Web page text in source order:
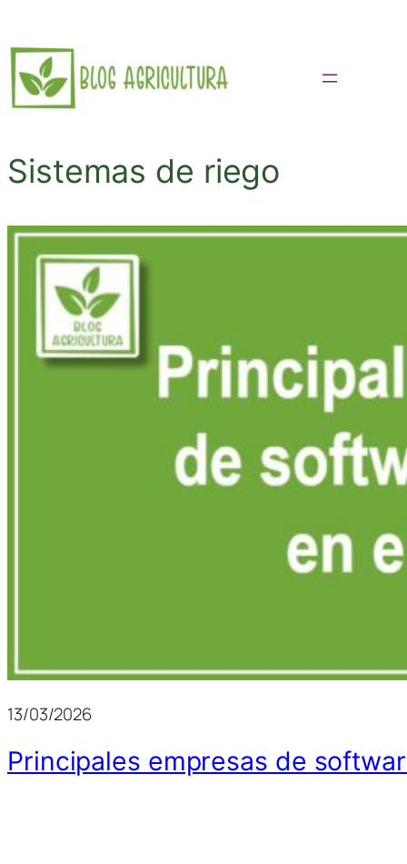
Saltar
al
contenido
Sistemas de riego
13/03/2026
Principales empresas de